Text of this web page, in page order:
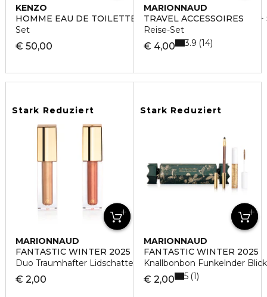
KENZO
HOMME EAU DE TOILETTE INTENSE + TRAVEL SPRAY +
Set
€ 50,00
MARIONNAUD
TRAVEL ACCESSOIRES
Reise-Set
€ 4,00 3.9 14
Stark Reduziert
MARIONNAUD
FANTASTIC WINTER 2025
Duo Traumhafter Lidschatten
€ 2,00
Stark Reduziert
MARIONNAUD
FANTASTIC WINTER 2025
Knallbonbon Funkelnder Blick
€ 2,00 5 1